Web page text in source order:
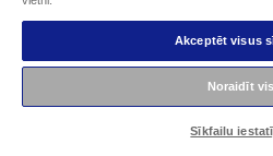
Jautājumi par
Akceptēt visus
Noraidīt
Sīkfailu